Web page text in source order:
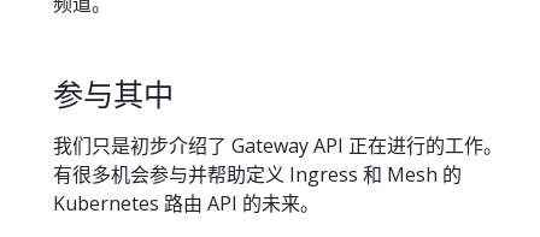
参与其中
我们只是初步介绍了 Gateway API 正在进行的工作。
有很多机会参与并帮助定义 Ingress 和 Mesh 的
Kubernetes 路由 API 的未来。